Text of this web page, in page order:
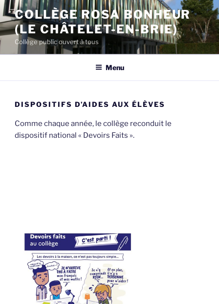
Aller
au
contenu
principal
COLLÈGE ROSA BONHEUR
(LE CHÂTELET-EN-BRIE)
Collège public ouvert à tous
Menu
DISPOSITIFS D’AIDES AUX ÉLÈVES
Comme chaque année, le collège reconduit le
dispositif national « Devoirs Faits ».